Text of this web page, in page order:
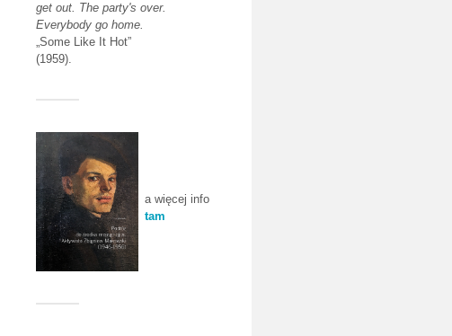
get out. The party's over.
Everybody go home.
„Some Like It Hot”
(1959).
a więcej info
tam